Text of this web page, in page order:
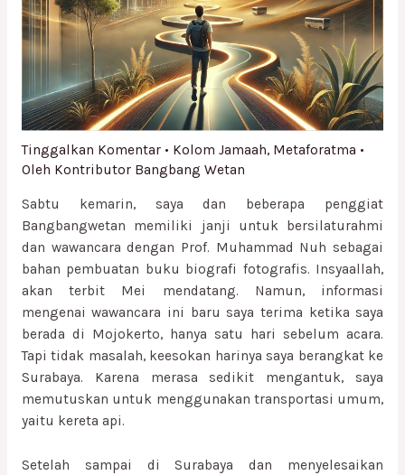
Tinggalkan Komentar • Kolom Jamaah, Metaforatma •
Oleh Kontributor Bangbang Wetan
Sabtu kemarin, saya dan beberapa penggiat
Bangbangwetan memiliki janji untuk bersilaturahmi
dan wawancara dengan Prof. Muhammad Nuh sebagai
bahan pembuatan buku biografi fotografis. Insyaallah,
akan terbit Mei mendatang. Namun, informasi
mengenai wawancara ini baru saya terima ketika saya
berada di Mojokerto, hanya satu hari sebelum acara.
Tapi tidak masalah, keesokan harinya saya berangkat ke
Surabaya. Karena merasa sedikit mengantuk, saya
memutuskan untuk menggunakan transportasi umum,
yaitu kereta api.
Setelah sampai di Surabaya dan menyelesaikan